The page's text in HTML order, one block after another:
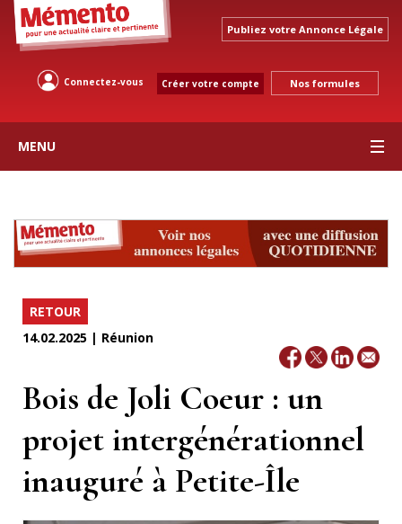
Publiez votre Annonce Légale
Connectez-vous Créer votre compte Nos formules
MENU
RETOUR
14.02.2025 | Réunion
Bois de Joli Coeur : un
projet intergénérationnel
inauguré à Petite-Île